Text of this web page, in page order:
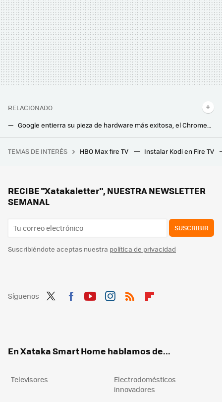
RELACIONADO
Google entierra su pieza de hardware más exitosa, el Chromecast. Los Fire TV se quedan sin competencia en un inesperado movimiento
Estos ingenieros quieren que puedas escuchar con más calidad tu música digital favorita: así son MQA Qrono dsd y d2a
Tenemos un problema con el futuro del cemento y con el exceso de plástico. A alguien se le ha ocurrido lo más obvio
TEMAS DE INTERÉS HBO Max fire TV Instalar Kodi en Fire TV
RECIBE "Xatakaletter", NUESTRA NEWSLETTER
SEMANAL
SUSCRIBIR
Suscribiéndote aceptas nuestra política de privacidad
Síguenos
En Xataka Smart Home hablamos de...
Televisores
Electrodomésticos
innovadores